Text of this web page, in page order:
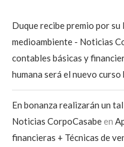
Duque recibe premio por
medioambiente - Noticias
contables básicas y
humana será el nuevo
En bonanza realizarán un
Noticias CorpoCasabeen
financieras + Técnicas de